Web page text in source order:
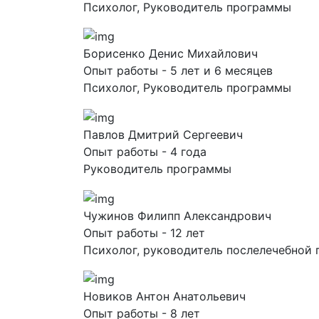
Психолог, Руководитель программы
Борисенко Денис Михайлович
Опыт работы - 5 лет и 6 месяцев
Психолог, Руководитель программы
Павлов Дмитрий Сергеевич
Опыт работы - 4 года
Руководитель программы
Чужинов Филипп Александрович
Опыт работы - 12 лет
Психолог, руководитель
Новиков Антон Анатольевич
Опыт работы - 8 лет